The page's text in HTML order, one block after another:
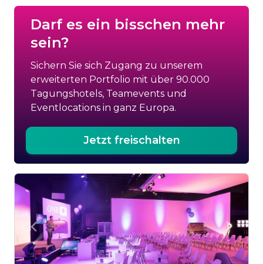
Darf es ein bisschen mehr
sein?
Sichern Sie sich Zugang zu unserem
erweiterten Portfolio mit über 90.000
Tagungshotels, Teamevents und
Eventlocations in ganz Europa.
Jetzt freischalten